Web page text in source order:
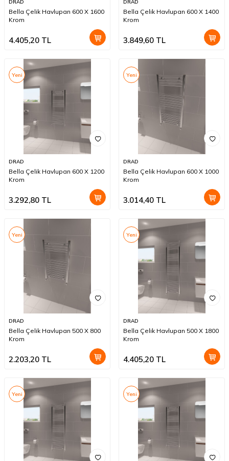
DRAD
Bella Çelik Havlupan 600 X 1600
Krom
4.405,20 TL
DRAD
Bella Çelik Havlupan 600 X 1400
Krom
3.849,60 TL
Yeni
DRAD
Bella Çelik Havlupan 600 X 1200
Krom
3.292,80 TL
Yeni
DRAD
Bella Çelik Havlupan 600 X 1000
Krom
3.014,40 TL
Yeni
DRAD
Bella Çelik Havlupan 500 X 800
Krom
2.203,20 TL
Yeni
DRAD
Bella Çelik Havlupan 500 X 1800
Krom
4.405,20 TL
Yeni Yeni